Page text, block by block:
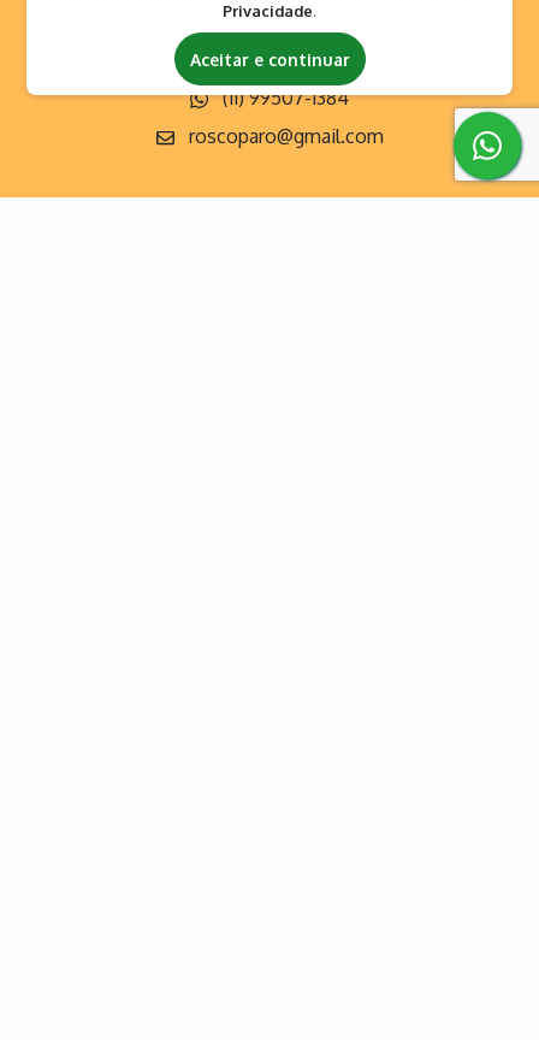
Contato
(11) 99507-1384
(11) 99507-1384
roscoparo@gmail.com
Privacidade.
Aceitar e continuar